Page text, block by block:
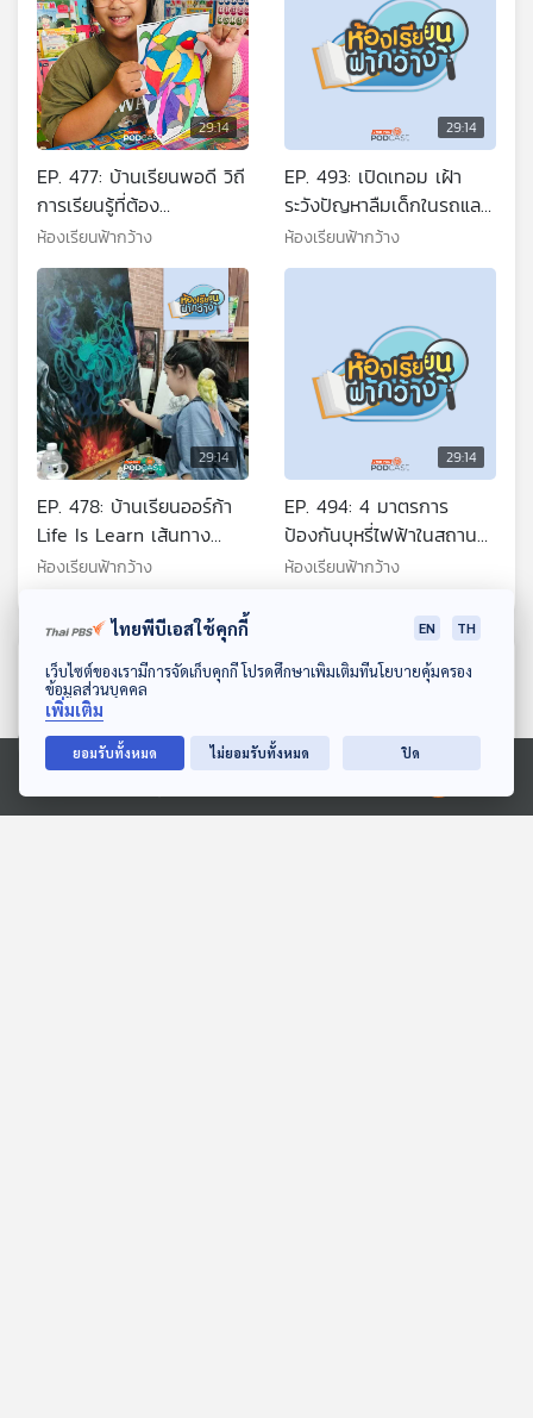
ดาวน์โหลด Thai PBS Podcast Application
Ⓒ 2020 องค์การกระจายเสียงและแพร่ภาพสาธารณะแห่งประเทศไทย
29:14
EP. 477: บ้านเรียนพอดี วิถี
การเรียนรู้ที่ต้อง
ดูแล(เด็ก)พิเศษ
ห้องเรียนฟ้ากว้าง
29:14
EP. 493: เปิดเทอม เฝ้า
ระวังปัญหาลืมเด็กในรถและ
โควิด-19 ระบาด
ห้องเรียนฟ้ากว้าง
29:14
EP. 478: บ้านเรียนออร์ก้า
Life Is Learn เส้นทาง
ศิลปะ กับวิธีการสอบเทียบ
ห้องเรียนฟ้ากว้าง
29:14
EP. 494: 4 มาตรการ
ป้องกันบุหรี่ไฟฟ้าในสถาน
ศึกษา
ห้องเรียนฟ้ากว้าง
ตอนที่เกี่ยวข้อง
ไทยพีบีเอสใช้คุกกี้ EN TH
เว็บไซต์ของเรามีการจัดเก็บคุกกี้ โปรดศึกษาเพิ่มเติมที่นโยบายคุ้มครอง
ข้อมูลส่วนบุคคล
เพิ่มเติม
ยอมรับทั้งหมด ไม่ยอมรับทั้งหมด ปิด